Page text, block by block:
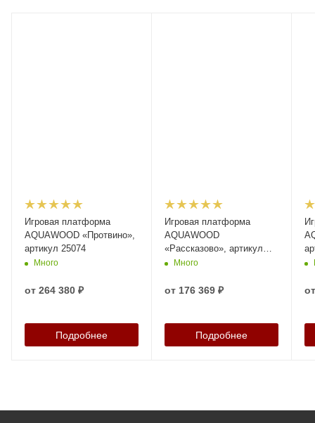
Игровая платформа
AQUAWOOD «Протвино»,
артикул 25074
Много
от 264 380 ₽
Подробнее
Игровая платформа
AQUAWOOD
«Рассказово», артикул
25064
Много
от 176 369 ₽
Подробнее